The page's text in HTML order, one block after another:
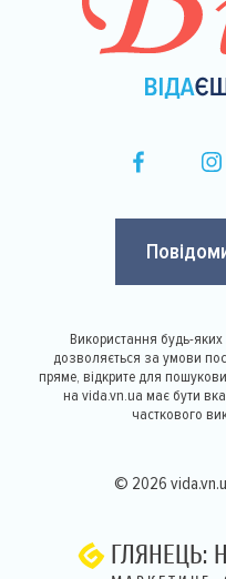
Використання будь-яких
дозволяється за умови
пряме, відкрите для
на vida.vn.ua має бути
часткового
© 2026
ГЛЯНЕЦЬ: